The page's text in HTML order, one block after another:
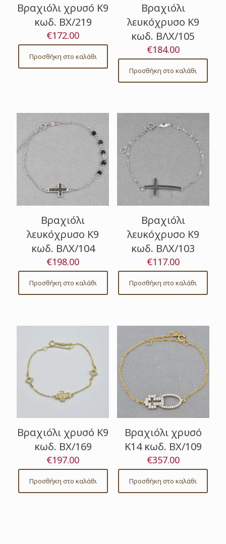
Βραχιόλι χρυσό Κ9
κωδ. ΒΧ/219
€172.00
Προσθήκη στο καλάθι
Βραχιόλι
λευκόχρυσο Κ9
κωδ. ΒΛΧ/105
€184.00
Προσθήκη στο καλάθι
Βραχιόλι
λευκόχρυσο Κ9
κωδ. ΒΛΧ/104
€198.00
Προσθήκη στο καλάθι
Βραχιόλι
λευκόχρυσο Κ9
κωδ. ΒΛΧ/103
€117.00
Προσθήκη στο καλάθι
Βραχιόλι χρυσό Κ9
κωδ. ΒΧ/169
€197.00
Προσθήκη στο καλάθι
Βραχιόλι χρυσό
Κ14 κωδ. ΒΧ/109
€357.00
Προσθήκη στο καλάθι